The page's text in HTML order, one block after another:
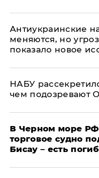
Антиукраинские
меняются, но
показало новое
НАБУ
чем подозревают
В Черном море РФ
торговое судно
Бисау – есть